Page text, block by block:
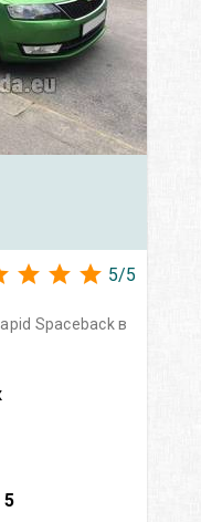
5/5
Spaceback в
5